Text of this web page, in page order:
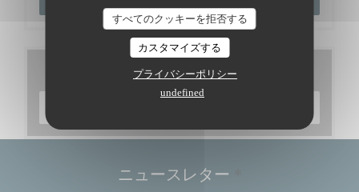
すべてのクッキーを拒否する
カスタマイズする
プライバシーポリシー
undefined
メニュー
ニュースレター